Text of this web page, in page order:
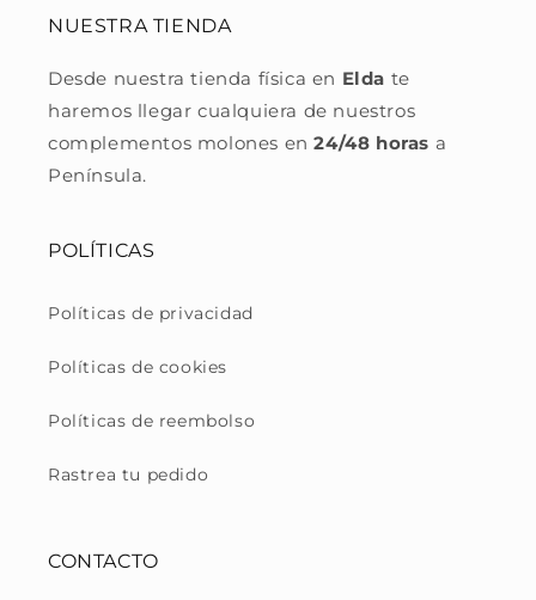
NUESTRA TIENDA
Desde nuestra tienda física en Elda te
haremos llegar cualquiera de nuestros
complementos molones en24/48 horas a
Península.
POLÍTICAS
Políticas de privacidad
Políticas de cookies
Políticas de reembolso
Rastrea tu pedido
CONTACTO